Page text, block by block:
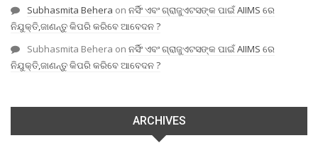
Subhasmita Behera on ନର୍ସିଂ ଏବଂ ଗ୍ରାଜୁଏଟସଙ୍କ ପାଇଁ AIIMS ରେ
ନିଯୁକ୍ତି,ଜାଣନ୍ତୁ କିପରି କରିବେ ଆବେଦନ ?
Subhasmita Behera on ନର୍ସିଂ ଏବଂ ଗ୍ରାଜୁଏଟସଙ୍କ ପାଇଁ AIIMS ରେ
ନିଯୁକ୍ତି,ଜାଣନ୍ତୁ କିପରି କରିବେ ଆବେଦନ ?
ARCHIVES